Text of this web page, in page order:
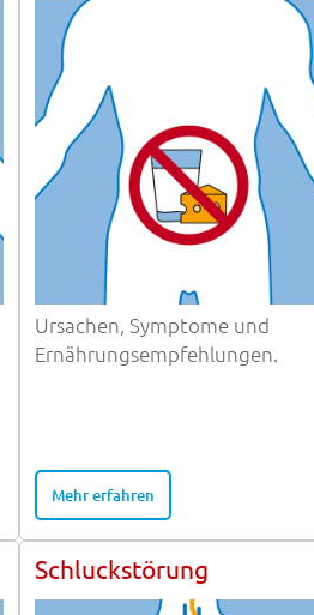
Ursachen, Symptome und
Ernährungsempfehlungen.
Mehr erfahren
Schluckstörung